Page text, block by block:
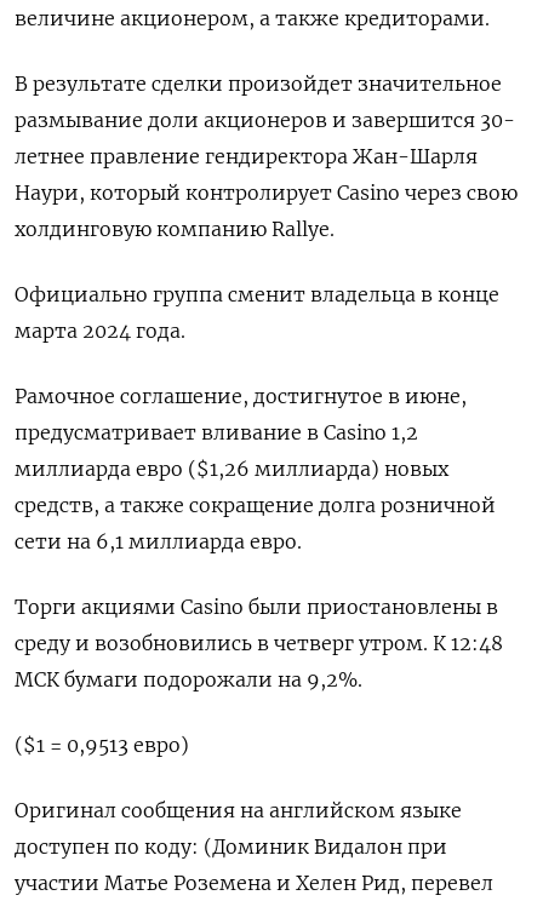
величине акционером, а также кредиторами.
В результате сделки произойдет значительное
размывание доли акционеров и завершится 30-
летнее правление гендиректора Жан-Шарля
Наури, который контролирует Casino через свою
холдинговую компанию Rallye.
Официально группа сменит владельца в конце
марта 2024 года.
Рамочное соглашение, достигнутое в июне,
предусматривает вливание в Casino 1,2
миллиарда евро ($1,26 миллиарда) новых
средств, а также сокращение долга розничной
сети на 6,1 миллиарда евро.
Торги акциями Casino были приостановлены в
среду и возобновились в четверг утром. К 12:48
МСК бумаги подорожали на 9,2%.
($1 = 0,9513 евро)
Оригинал сообщения на английском языке
доступен по коду: (Доминик Видалон при
участии Матье Роземена и Хелен Рид, перевел